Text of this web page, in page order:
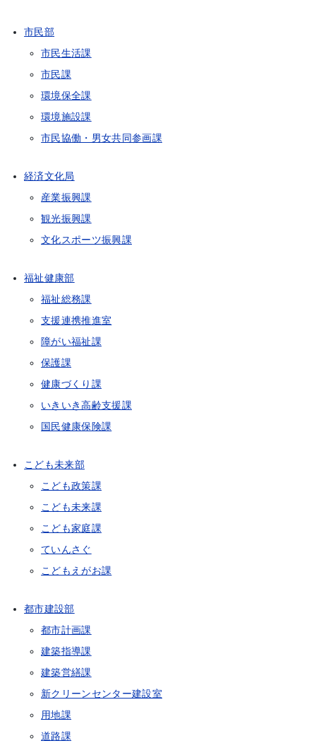
市民部
市民生活課
市民課
環境保全課
環境施設課
市民協働・男女共同参画課
経済文化局
産業振興課
観光振興課
文化スポーツ振興課
福祉健康部
福祉総務課
支援連携推進室
障がい福祉課
保護課
健康づくり課
いきいき高齢支援課
国民健康保険課
こども未来部
こども政策課
こども未来課
こども家庭課
ていんさぐ
こどもえがお課
都市建設部
都市計画課
建築指導課
建築営繕課
新クリーンセンター建設室
用地課
道路課